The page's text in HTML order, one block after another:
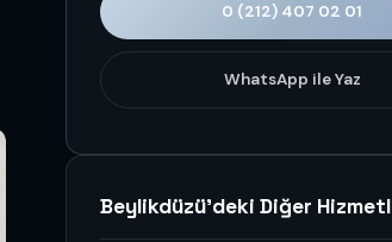
0 (212) 407 02 01
WhatsApp ile Yaz
Beylikdüzü'deki Diğer